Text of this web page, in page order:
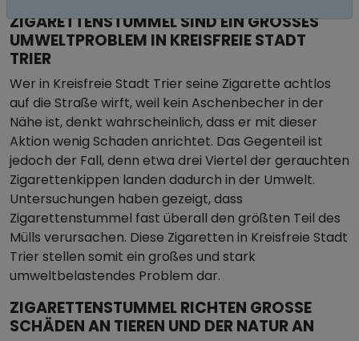
ZIGARETTENSTUMMEL SIND EIN GROSSES U
MWELTPROBLEM IN KREISFREIE STADT T
RIER
Wer in Kreisfreie Stadt Trier seine Zigarette achtlos
auf die Straße wirft, weil kein Aschenbecher in der
Nähe ist, denkt wahrscheinlich, dass er mit dieser
Aktion wenig Schaden anrichtet. Das Gegenteil ist
jedoch der Fall, denn etwa drei Viertel der gerauchten
Zigarettenkippen landen dadurch in der Umwelt.
Untersuchungen haben gezeigt, dass
Zigarettenstummel fast überall den größten Teil des
Mülls verursachen. Diese Zigaretten in Kreisfreie Stadt
Trier stellen somit ein großes und stark
umweltbelastendes Problem dar.
ZIGARETTENSTUMMEL RICHTEN GROSSE S
CHÄDEN AN TIEREN UND DER NATUR AN